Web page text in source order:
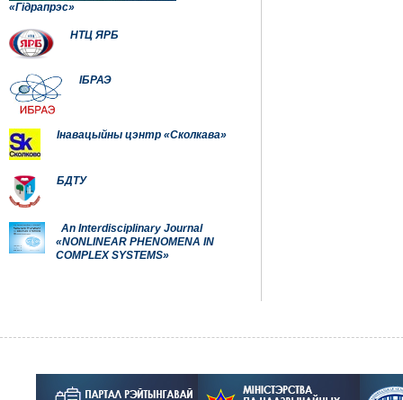
«Гідрапрэс»
НТЦ ЯРБ
ІБРАЭ
Інавацыйны цэнтр «Сколкава»
БДТУ
An Interdisciplinary Journal
«NONLINEAR PHENOMENA IN
COMPLEX SYSTEMS»